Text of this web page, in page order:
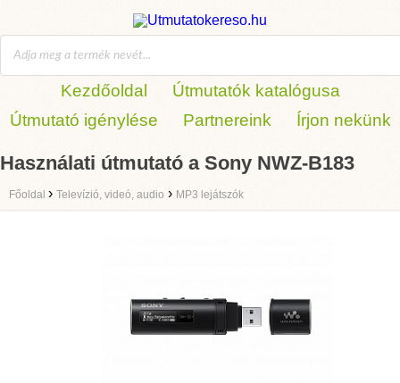
Kezdőoldal
Útmutatók katalógusa
Útmutató igénylése
Partnereink Írjon nekünk
Használati útmutató a Sony NWZ-B183
Főoldal › Televízió, videó, audio › MP3 lejátszók